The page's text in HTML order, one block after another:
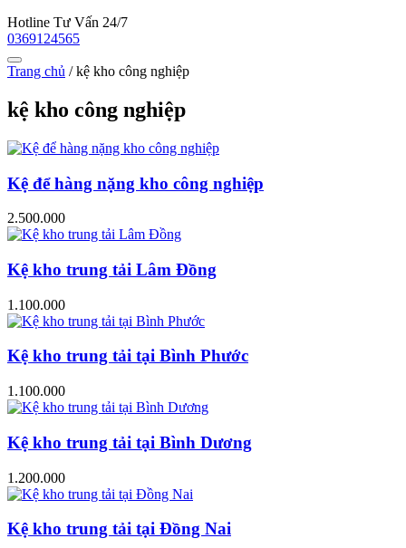
Hotline Tư Vấn 24/7
0369124565
Trang chủ /kệ kho công nghiệp
kệ kho công nghiệp
Kệ để hàng nặng kho công nghiệp
2.500.000
Kệ kho trung tải Lâm Đồng
1.100.000
Kệ kho trung tải tại Bình Phước
1.100.000
Kệ kho trung tải tại Bình Dương
1.200.000
Kệ kho trung tải tại Đồng Nai